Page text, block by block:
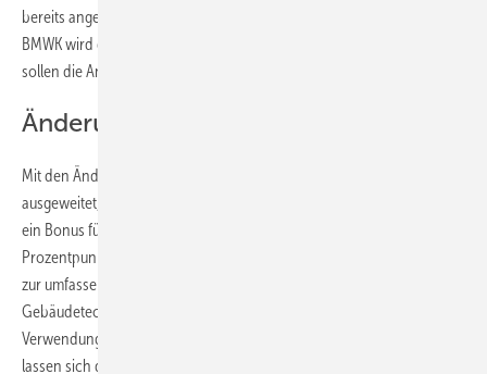
bereits angekündigte zweite BEG-Reformstufe beschlossen. Laut
BMWK wird der Zugang zur BEG weiter erleichtert und Förderboni
sollen die Anreize für Sanierungen erhöhen.
Änderungen im Einzelnen
Mit den Änderungen werden Boni gezielt neu eingeführt oder
ausgeweitet, um die Sanierungsförderung weiter anzureizen. So wird
ein Bonus für serielles Sanieren „SerSan-Bonus“ in Höhe von 15
Prozentpunkten eingeführt. Die serielle Sanierung ist eine Methode
zur umfassenden energetischen Sanierung (Gebäudehülle &
Gebäudetechnik) mit hohem Vorfertigungsgrad. Gefördert wird die
Verwendung vorgefertigter Fassaden- bzw. Dachelemente. Damit
lassen sich der handwerkliche Aufwand vor Ort und die Kosten